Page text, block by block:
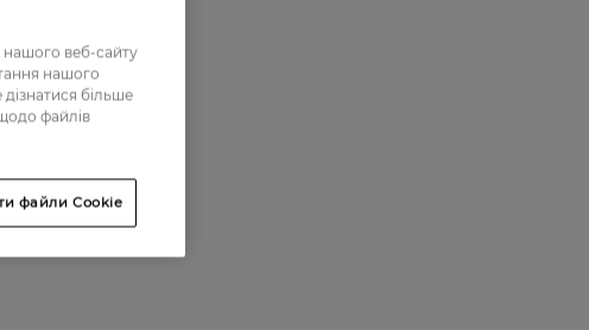
веб-сайту
нашого
більше
файлів
файли Cookie